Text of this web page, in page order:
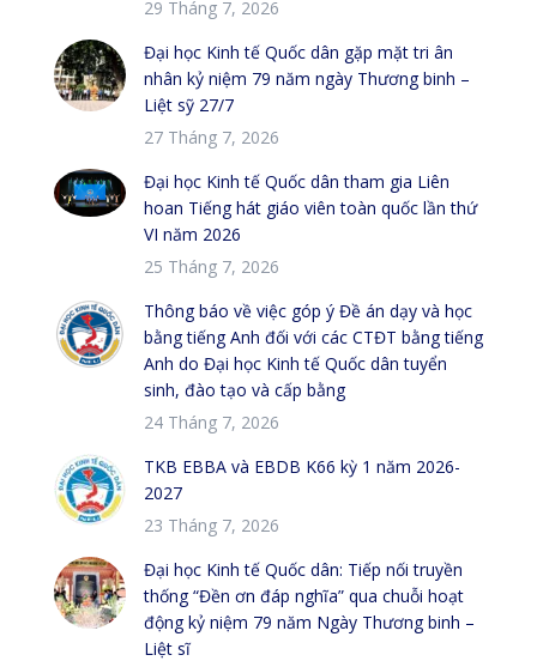
29 Tháng 7, 2026
Đại học Kinh tế Quốc dân gặp mặt tri ân
nhân kỷ niệm 79 năm ngày Thương binh –
Liệt sỹ 27/7
27 Tháng 7, 2026
Đại học Kinh tế Quốc dân tham gia Liên
hoan Tiếng hát giáo viên toàn quốc lần thứ
VI năm 2026
25 Tháng 7, 2026
Thông báo về việc góp ý Đề án dạy và học
bằng tiếng Anh đối với các CTĐT bằng tiếng
Anh do Đại học Kinh tế Quốc dân tuyển
sinh, đào tạo và cấp bằng
24 Tháng 7, 2026
TKB EBBA và EBDB K66 kỳ 1 năm 2026-
2027
23 Tháng 7, 2026
Đại học Kinh tế Quốc dân: Tiếp nối truyền
thống “Đền ơn đáp nghĩa” qua chuỗi hoạt
động kỷ niệm 79 năm Ngày Thương binh –
Liệt sĩ